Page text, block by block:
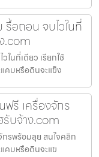
อถอน จบไวในที่
.com
นที่เดียว เรียกใช้
คบหรือดินจะแข็ง
ฟรี เครื่องจักร
บจ้าง.com
กรพร้อมลุย สนใจคลิก
คบหรือดินจะแข